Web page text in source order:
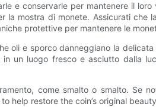
e conservarle per mantenere il
mostra di monete. Assicurati che
protettive per mantenere le
oli e sporco danneggiano la
un luogo fresco e asciutto dalla
come smalto o smalto. Se
help restore the coin’s original